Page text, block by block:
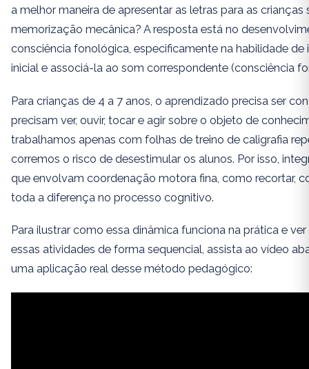
a melhor maneira de apresentar as letras para as crianças
memorização mecânica? A resposta está no
consciência fonológica, especificamente na habilidade de
inicial e associá-la ao som correspondente (consciência
Para crianças de 4 a 7 anos, o aprendizado precisa ser
precisam ver, ouvir, tocar e agir sobre o objeto de
trabalhamos apenas com folhas de treino de caligrafia
corremos o risco de desestimular os alunos. Por isso,
que envolvam coordenação motora fina, como recortar,
toda a diferença no processo cognitivo.
Para ilustrar como essa dinâmica funciona na prática e
essas atividades de forma sequencial, assista ao vídeo
uma aplicação real desse método pedagógico: